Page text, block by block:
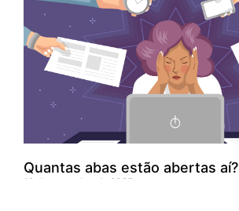
Quantas abas estão abertas aí?
10 de novembro de 2025